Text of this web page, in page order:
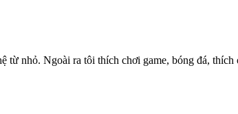
nhỏ. Ngoài ra tôi thích chơi game, bóng đá,